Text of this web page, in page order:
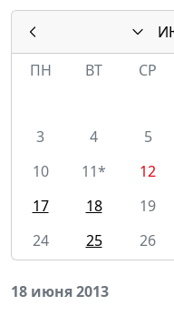
ПН
ВТ СР
3
4 5
10
11* 12
17
18 19
24
25 26
18 июня 2013